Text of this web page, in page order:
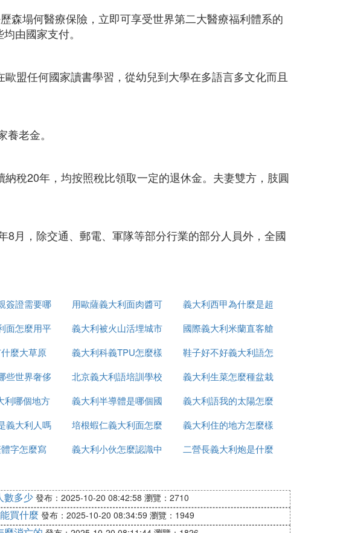
森塌何醫療保險，立即可享受世界第二大醫療福利體系的
由國家支付。
盟任何國家讀書學習，從幼兒到大學在多語言多文化而且
老金。
稅20年，均按照稅比領取一定的退休金。夫妻雙方，肢圓
月，除交通、郵電、軍隊等部分行業的部分人員外，全國
簽證需要哪
些
用歐薩義大利面肉醬可
做什麼
義大利西甲為什麼是超
級甲
面怎麼用平
加熱
義大利被火山活埋城市
叫什麼
國際義大利米蘭直客艙
是什麼意思
麼大草原 義大利科義TPU怎麼樣
鞋子好不好義大利語怎
麼說
些世界奢侈
牌
北京義大利語培訓學校
有哪些
義大利生菜怎麼種盆栽
利哪個地方
義大利半導體是哪個國
家的
義大利語我的太陽怎麼
寫
義大利人嗎
麼說
培根蝦仁義大利面怎麼
做
義大利住的地方怎麼樣
字怎麼寫
義大利小伙怎麼認識中
二營長義大利炮是什麼
數多少 發布：2025-10-20 08:42:58 瀏覽：2710
買什麼 發布：2025-10-20 08:34:59 瀏覽：1949